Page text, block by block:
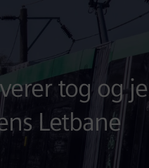
tog og
Letbane